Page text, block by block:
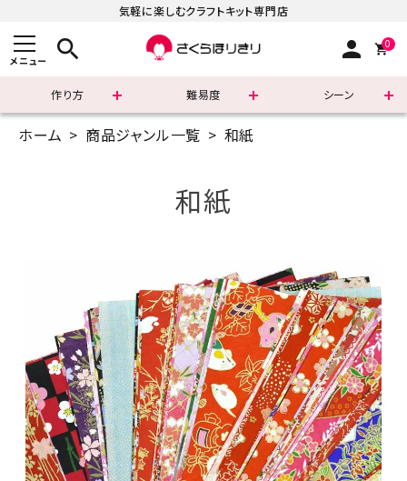
気軽に楽しむクラフトキット専門店
メニュー search person 0
作り方 難易度 シーン
まずはこちら
診断チャート
ジャンルで選ぶ
レビューを見る
ホーム 商品ジャンル一覧 和紙
和紙